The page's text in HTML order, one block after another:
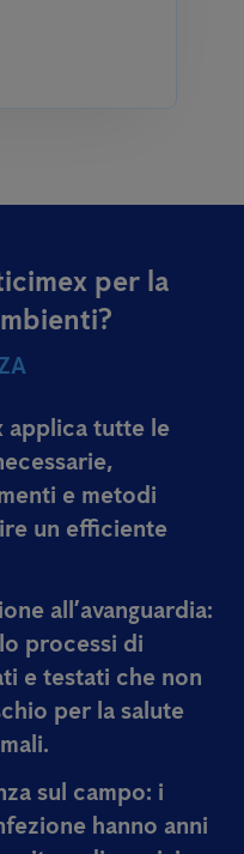
per la
applica tutte le
e metodi
un efficiente
all’avanguardia:
processi di
e testati che non
per la salute
sul campo: i
hanno anni